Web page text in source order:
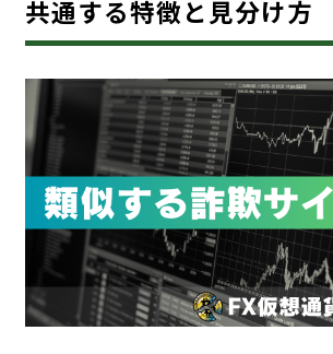
共通する特徴と見分け方